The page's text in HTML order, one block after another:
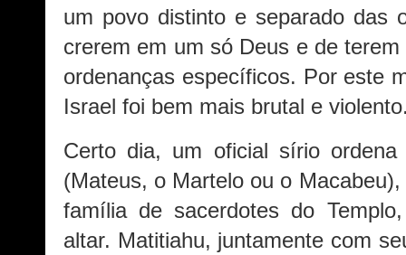
um povo distinto e separado das
crerem em um só Deus e de
ordenanças específicos. Por este
Israel foi bem mais brutal e
Certo dia, um oficial sírio
(Mateus, o Martelo ou o
família de sacerdotes do
altar. Matitiahu, juntamente com